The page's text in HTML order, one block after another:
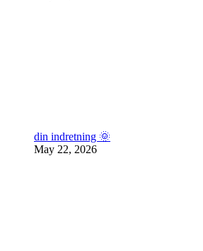
din indretning 🌞
May 22, 2026